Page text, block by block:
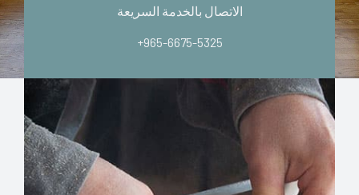
الاتصال بالخدمة السريعة
+965-6675-5325